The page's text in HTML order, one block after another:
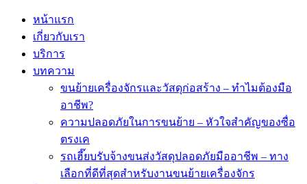
Skip
content
หน้าแรก
เกี่ยวกับเรา
บริการ
บทความ
ขนย้ายเครื่องจักรและวัสดุก่อสร้าง – ทำไมต้องมือ
อาชีพ?
ความปลอดภัยในการขนย้าย – หัวใจสำคัญของซื่อ
ตรงเค
รถเฮี๊ยบรับจ้างขนส่งวัสดุปลอดภัยมืออาชีพ – ทาง
เลือกที่ดีที่สุดสำหรับงานขนย้ายเครื่องจักร